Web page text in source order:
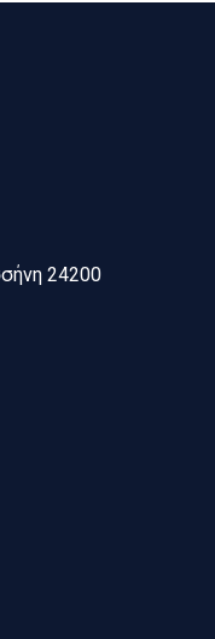
24200